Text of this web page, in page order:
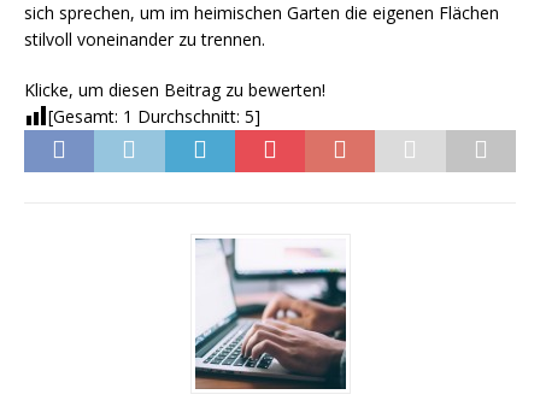
sich sprechen, um im heimischen Garten die eigenen Flächen
stilvoll voneinander zu trennen.
Klicke, um diesen Beitrag zu bewerten!
[Gesamt: 1 Durchschnitt: 5]